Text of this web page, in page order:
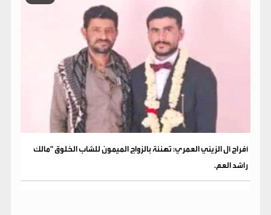
​أفراح آل الزيني العمري: تهنئة بالزواج الميمون للشاب الخلوق "مالك
راشد العم.